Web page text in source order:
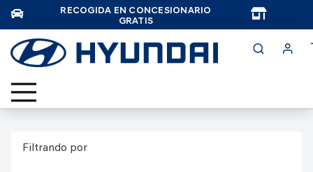
RECOGIDA EN CONCESIONARIO
GRATIS
Filtrando por